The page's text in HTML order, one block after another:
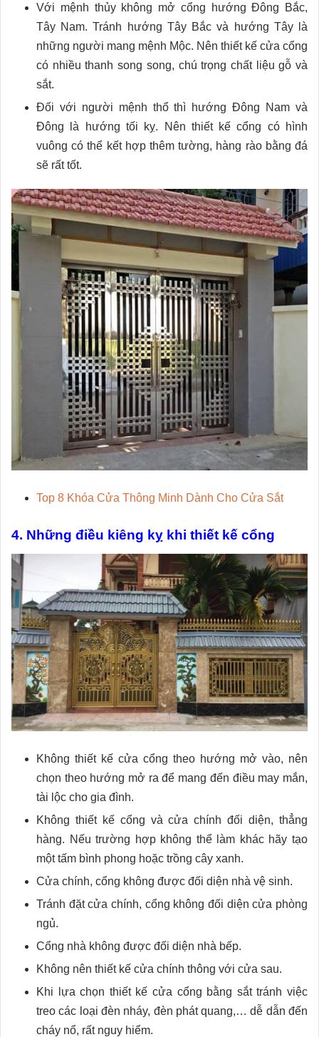
Với mệnh thủy không mở cổng hướng Đông Bắc,
Tây Nam. Tránh hướng Tây Bắc và hướng Tây là
những người mang mệnh Mộc. Nên thiết kế cửa cổng
có nhiều thanh song song, chú trọng chất liệu gỗ và
sắt.
Đối với người mệnh thổ thì hướng Đông Nam và
Đông là hướng tối kỵ. Nên thiết kế cổng có hình
vuông có thể kết hợp thêm tường, hàng rào bằng đá
sẽ rất tốt.
Top 8 Khóa Cửa Thông Minh Dành Cho Cửa Sắt
4. Những điều kiêng kỵ khi thiết kế cổng
Không thiết kế cửa cổng theo hướng mở vào, nên
chọn theo hướng mở ra để mang đến điều may mắn,
tài lộc cho gia đình.
Không thiết kế cổng và cửa chính đối diện, thẳng
hàng. Nếu trường hợp không thể làm khác hãy tạo
một tấm bình phong hoặc trồng cây xanh.
Cửa chính, cổng không được đối diện nhà vệ sinh.
Tránh đặt cửa chính, cổng không đối diện cửa phòng
ngủ.
Cổng nhà không được đối diện nhà bếp.
Không nên thiết kế cửa chính thông với cửa sau.
Khi lựa chọn thiết kế cửa cổng bằng sắt tránh việc
treo các loại đèn nháy, đèn phát quang,… dễ dẫn đến
cháy nổ, rất nguy hiểm.